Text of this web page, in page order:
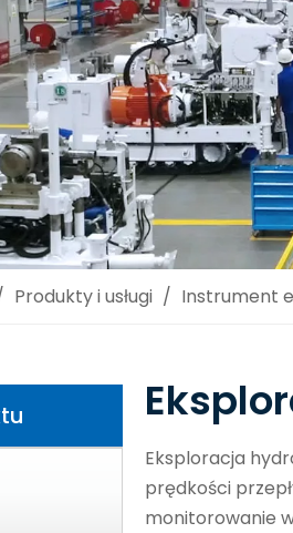
Produkty i usługi / Instrument
Eksploracja
prędkości
monitorowanie